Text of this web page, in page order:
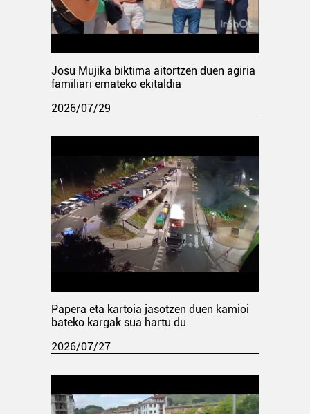
Josu Mujika biktima aitortzen duen agiria
familiari emateko ekitaldia
2026/07/29
Papera eta kartoia jasotzen duen kamioi
bateko kargak sua hartu du
2026/07/27